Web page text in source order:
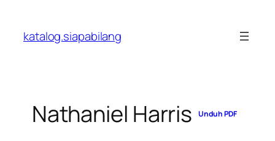
content
katalog.siapabilang
Nathaniel Harris Unduh PDF